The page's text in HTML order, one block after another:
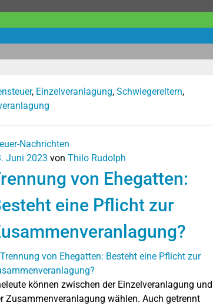
, Einzelveranlagung, Schwiegereltern,
Nachrichten
Juni 2023 von Thilo Rudolph
von Ehegatten:
eine Pflicht zur
können zwischen der Einzelveranlagung und
Zusammenveranlagung wählen. Auch getrennt